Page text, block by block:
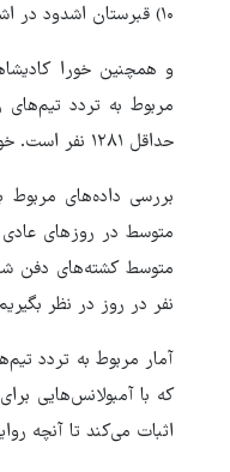
۱۰) قبرستان اشدود در اشدود
و همچنین خورا
مربوط به تردد
حداقل ۱۲۸۱ نفر است. خورا کادیشا نهادهای مسئول امورات مربوط به دفن در اسرائیل هستند.
بررسی داده‌های مربوط
نفر در روز در نظر بگیریم، به تعداد
اثبات می‌کند تا آنچه